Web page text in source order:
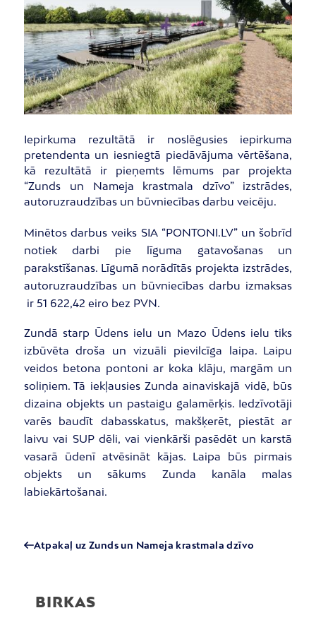
Iepirkuma rezultātā ir noslēgusies iepirkuma
pretendenta un iesniegtā piedāvājuma vērtēšana,
kā rezultātā ir pieņemts lēmums par projekta
“Zunds un Nameja krastmala dzīvo” izstrādes,
autoruzraudzības un būvniecības darbu veicēju.
Minētos darbus veiks SIA “PONTONI.LV” un šobrīd
notiek darbi pie līguma gatavošanas un
parakstīšanas. Līgumā norādītās projekta izstrādes,
autoruzraudzības un būvniecības darbu izmaksas
ir 51 622,42 eiro bez PVN.
Zundā starp Ūdens ielu un Mazo Ūdens ielu tiks
izbūvēta droša un vizuāli pievilcīga laipa. Laipu
veidos betona pontoni ar koka klāju, margām un
soliņiem. Tā iekļausies Zunda ainaviskajā vidē, būs
dizaina objekts un pastaigu galamērķis. Iedzīvotāji
varēs baudīt dabasskatus, makšķerēt, piestāt ar
laivu vai SUP dēli, vai vienkārši pasēdēt un karstā
vasarā ūdenī atvēsināt kājas. Laipa būs pirmais
objekts un sākums Zunda kanāla malas
labiekārtošanai.
Atpakaļ uz Zunds un Nameja krastmala dzīvo
BIRKAS